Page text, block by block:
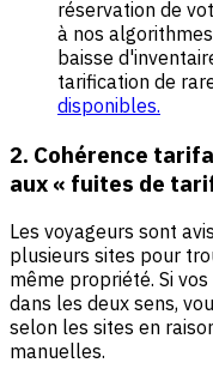
réservation de
à nos
baisse
tarification de
disponibles.
2. Cohérence
aux « fuites de
Les voyageurs sont
plusieurs sites pour
même propriété. Si
dans les deux sens,
selon les sites en
manuelles.